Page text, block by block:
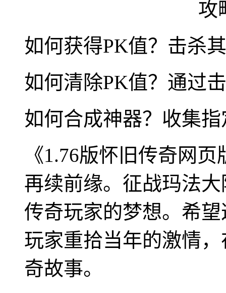
如何获得PK值？击杀
如何清除PK值？通过
如何合成神器？收集
《1.76版怀旧传奇网
再续前缘。征战玛法
传奇玩家的梦想。希
玩家重拾当年的激情
奇故事。